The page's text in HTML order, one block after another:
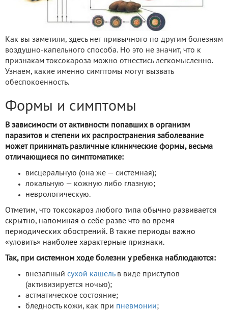
Как вы заметили, здесь нет привычного по другим болезням
воздушно-капельного способа. Но это не значит, что к
признакам токсокароза можно отнестись легкомысленно.
Узнаем, какие именно симптомы могут вызвать
обеспокоенность.
Формы и симптомы
В зависимости от активности попавших в организм
паразитов и степени их распространения заболевание
может принимать различные клинические формы, весьма
отличающиеся по симптоматике:
висцеральную (она же — системная);
локальную — кожную либо глазную;
неврологическую.
Отметим, что токсокароз любого типа обычно развивается
скрытно, напоминая о себе разве что во время
периодических обострений. В такие периоды важно
«уловить» наиболее характерные признаки.
Так, при системном ходе болезни у ребенка наблюдаются:
внезапный сухой кашельв виде приступов
(активизируется ночью);
астматическое состояние;
бледность кожи, как при пневмонии;